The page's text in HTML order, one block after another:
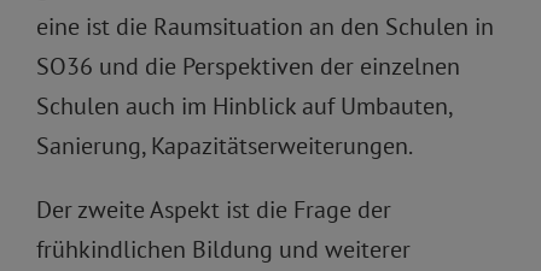
eine ist die Raumsituation an den Schulen in
SO36 und die Perspektiven der einzelnen
Schulen auch im Hinblick auf Umbauten,
Sanierung, Kapazitätserweiterungen.
Der zweite Aspekt ist die Frage der
frühkindlichen Bildung und weiterer